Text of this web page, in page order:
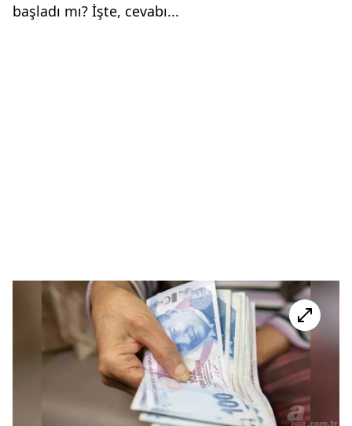
başladı mı? İşte, cevabı...